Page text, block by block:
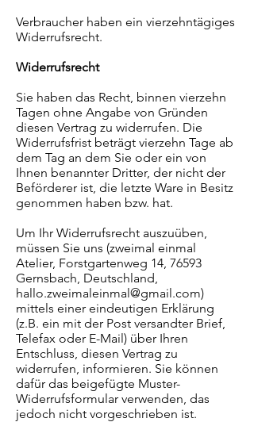
Verbraucher haben ein vierzehntägiges
Widerrufsrecht.
Widerrufsrecht
Sie haben das Recht, binnen vierzehn
Tagen ohne Angabe von Gründen
diesen Vertrag zu widerrufen. Die
Widerrufsfrist beträgt vierzehn Tage ab
dem Tag an dem Sie oder ein von
Ihnen benannter Dritter, der nicht der
Beförderer ist, die letzte Ware in Besitz
genommen haben bzw. hat.
Um Ihr Widerrufsrecht auszuüben,
müssen Sie uns (zweimal einmal
Atelier, Forstgartenweg 14, 76593
Gernsbach, Deutschland,
hallo.zweimaleinmal@gmail.com)
mittels einer eindeutigen Erklärung
(z.B. ein mit der Post versandter Brief,
Telefax oder E-Mail) über Ihren
Entschluss, diesen Vertrag zu
widerrufen, informieren. Sie können
dafür das beigefügte Muster-
Widerrufsformular verwenden, das
jedoch nicht vorgeschrieben ist.